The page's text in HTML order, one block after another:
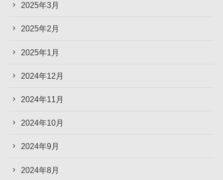
2025年3月
2025年2月
2025年1月
2024年12月
2024年11月
2024年10月
2024年9月
2024年8月